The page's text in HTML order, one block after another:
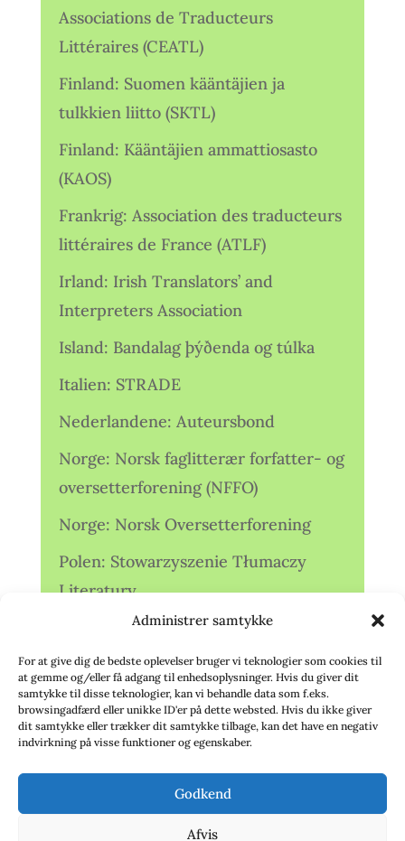
Administrer samtykke
For at give dig de bedste oplevelser bruger vi teknologier som cookies til
at gemme og/eller få adgang til enhedsoplysninger. Hvis du giver dit
samtykke til disse teknologier, kan vi behandle data som f.eks.
browsingadfærd eller unikke ID'er på dette websted. Hvis du ikke giver
dit samtykke eller trækker dit samtykke tilbage, kan det have en negativ
indvirkning på visse funktioner og egenskaber.
Godkend
Afvis
Associations de Traducteurs
Littéraires (CEATL)
Finland: Suomen kääntäjien ja
tulkkien liitto (SKTL)
Finland: Kääntäjien ammattiosasto
(KAOS)
Frankrig: Association des traducteurs
littéraires de France (ATLF)
Irland: Irish Translators’ and
Interpreters Association
Island: Bandalag þýðenda og túlka
Italien: STRADE
Nederlandene: Auteursbond
Norge: Norsk faglitterær forfatter- og
oversetterforening (NFFO)
Norge: Norsk Oversetterforening
Polen: Stowarzyszenie Tłumaczy
Literatury
Storbritannien: Translators
Association (TA)
Sverige: Översättarsektionen (Ö.)
Sverige: Översättarcentrum (ÖC)
deutschsprachiger Übersetzer (VdÜ)